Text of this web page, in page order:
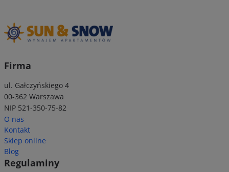
Firma
ul. Gałczyńskiego 4
00-362 Warszawa
NIP 521-350-75-82
O nas
Kontakt
Sklep online
Blog
Regulaminy